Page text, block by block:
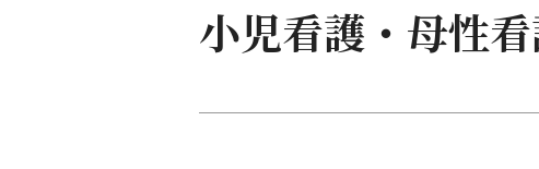
看護教育
助産
小児看護・母性